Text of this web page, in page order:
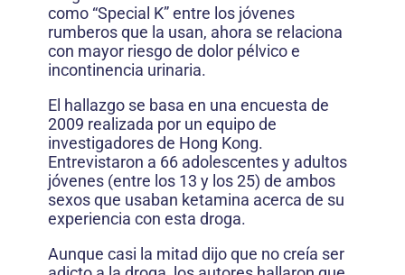
como “Special K” entre los jóvenes
rumberos que la usan, ahora se relaciona
con mayor riesgo de dolor pélvico e
incontinencia urinaria.
El hallazgo se basa en una encuesta de
2009 realizada por un equipo de
investigadores de Hong Kong.
Entrevistaron a 66 adolescentes y adultos
jóvenes (entre los 13 y los 25) de ambos
sexos que usaban ketamina acerca de su
experiencia con esta droga.
Aunque casi la mitad dijo que no creía ser